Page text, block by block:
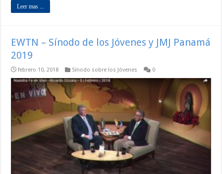
Leer mas ...
EWTN – Sínodo de los Jóvenes y JMJ Panamá
2019
febrero 10, 2018 Sínodo sobre los Jóvenes 0